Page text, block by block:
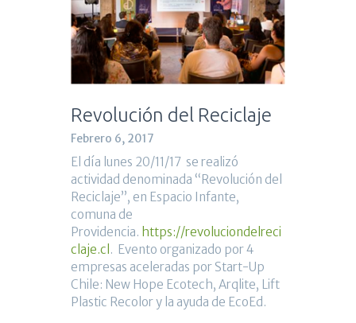
Contacto
Revolución del Reciclaje
Febrero 6, 2017
El día lunes 20/11/17 se realizó
actividad denominada “Revolución del
Reciclaje”, en Espacio Infante,
comuna de
Providencia. https://revoluciondelreci
claje.cl . Evento organizado por 4
empresas aceleradas por Start-Up
Chile: New Hope Ecotech, Arqlite, Lift
Plastic Recolor y la ayuda de EcoEd.